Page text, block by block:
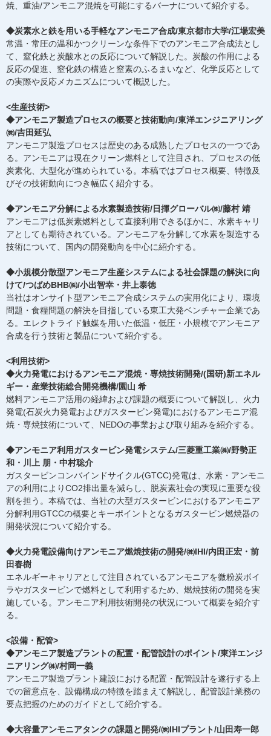
焼、重油/アンモニア混焼を可能にするバーナについて紹介する。
◆炭素水と鉄を用いる手軽なアンモニア合成/東京都市大学/江場宏美
常温・常圧の温和かつクリーンな条件下でのアンモニア合成法とし
て、窒化鉄と炭酸水との反応について解説した。炭酸の作用による
反応の促進、窒化鉄の構造と窒素のふるまいなど、化学反応として
の実際や反応メカニズムについて概説した。
<生産技術>
◆アンモニア製造プロセスの概要と技術動向/東洋エンジニアリング
㈱/吉田延弘
アンモニア製造プロセスは歴史のある成熟したプロセスの一つであ
る。アンモニアは現在クリーン燃料として注目され、プロセスの低
炭素化、大型化が進められている。本稿ではプロセス概要、特徴及
びその技術動向につき幅広く紹介する。
◆アンモニア分解による水素製造技術/日揮グローバル㈱/藤村 靖
アンモニアは低炭素燃料として直接利用できるほかに、水素キャリ
アとしても期待されている。アンモニアを分解して水素を製造する
技術について、国内の開発動向を中心に紹介する。
◆小規模分散型アンモニア生産システムによる社会課題の解決に向
けて/つばめBHB㈱/小出智幸・井上泰徳
当社はオンサイト型アンモニア合成システムの実用化により、環境
問題・食糧問題の解決を目指している東工大発ベンチャー企業であ
る。エレクトライド触媒を用いた低温・低圧・小規模でアンモニア
合成を行う技術と製品について紹介する。
<利用技術>
◆火力発電におけるアンモニア混焼・専焼技術開発/(国研)新エネル
ギー・産業技術総合開発機構/園山 希
燃料アンモニア活用の経緯および課題の概要について解説し、火力
発電(石炭火力発電およびガスタービン発電)におけるアンモニア混
焼・専焼技術について、NEDOの事業および取り組みを紹介する。
◆アンモニア利用ガスタービン発電システム/三菱重工業㈱/野勢正
和・川上 朋・中村聡介
ガスタービンコンバインドサイクル(GTCC)発電は、水素・アンモニ
アの利用によりCO2排出量を減らし、脱炭素社会の実現に重要な役
割を担う。本稿では、当社の大型ガスタービンにおけるアンモニア
分解利用GTCCの概要とキーポイントとなるガスタービン燃焼器の
開発状況について紹介する。
◆火力発電設備向けアンモニア燃焼技術の開発/㈱IHI/内田正宏・前
田春樹
エネルギーキャリアとして注目されているアンモニアを微粉炭ボイ
ラやガスタービンで燃料として利用するため、燃焼技術の開発を実
施している。アンモニア利用技術開発の状況について概要を紹介す
る。
<設備・配管>
◆アンモニア製造プラントの配置・配管設計のポイント/東洋エンジ
ニアリング㈱/村岡一義
アンモニア製造プラント建設における配置・配管設計を遂行する上
での留意点を、設備構成の特徴を踏まえて解説し、配管設計業務の
要点把握のためのガイドとして紹介する。
◆大容量アンモニアタンクの課題と開発/㈱IHIプラント/山田寿一郎